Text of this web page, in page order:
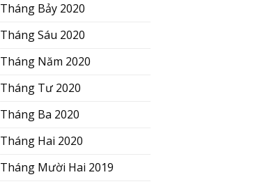
Tháng Bảy 2020
Tháng Sáu 2020
Tháng Năm 2020
Tháng Tư 2020
Tháng Ba 2020
Tháng Hai 2020
Tháng Mười Hai 2019